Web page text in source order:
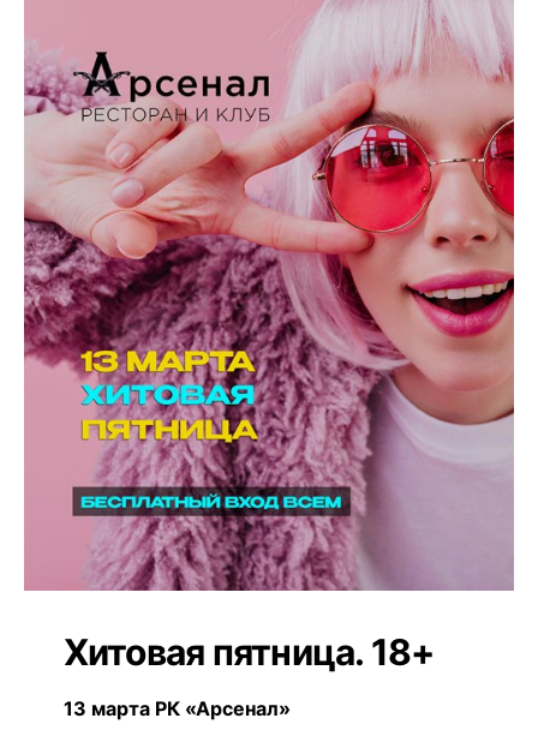
Хитовая пятница. 18+
13 марта РК «Арсенал»